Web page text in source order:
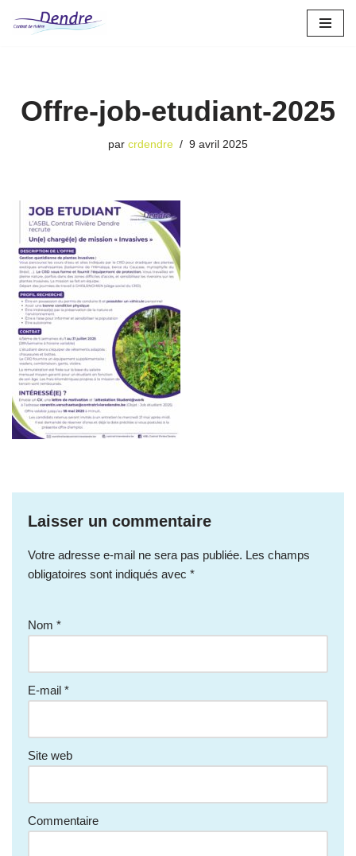
Offre-job-etudiant-2025
par crdendre 9 avril 2025
Laisser un commentaire
Votre adresse e-mail ne sera pas publiée. Les champs
obligatoires sont indiqués avec *
Nom *
E-mail *
Site web
Commentaire